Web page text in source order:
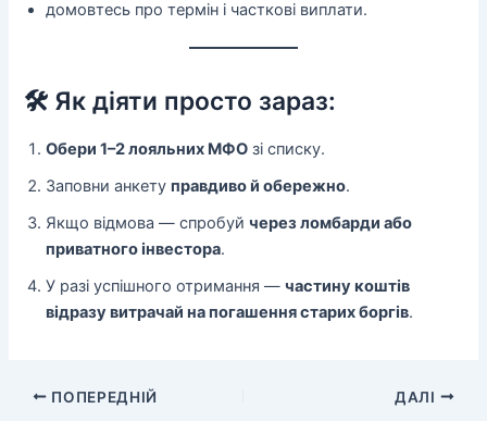
домовтесь про термін і часткові виплати.
🛠 Як діяти просто зараз:
Обери 1–2 лояльних МФО зі списку.
Заповни анкетуправдиво й обережно.
Якщо відмова — спробуйчерез ломбарди або
приватного інвестора.
У разі успішного отримання —частину коштів
відразу витрачай на погашення старих боргів.
ПОПЕРЕДНІЙ ДАЛІ